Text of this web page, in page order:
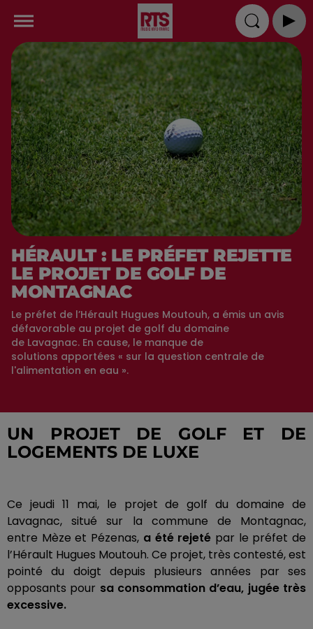
HÉRAULT : LE PRÉFET REJETTE
LE PROJET DE GOLF DE
MONTAGNAC
Le préfet de l’Hérault Hugues Moutouh, a émis un avis
défavorable au projet de golf du domaine
de Lavagnac. En cause, le manque de
solutions apportées « sur la question centrale de
l'alimentation en eau ».
UN PROJET DE GOLF ET DE
LOGEMENTS DE LUXE
Ce jeudi 11 mai, le projet de golf du domaine de
Lavagnac, situé sur la commune de Montagnac,
entre Mèze et Pézenas, a été rejeté par le préfet de
l’Hérault Hugues Moutouh. Ce projet, très contesté, est
pointé du doigt depuis plusieurs années par ses
opposants pour sa consommation d’eau, jugée très
excessive.